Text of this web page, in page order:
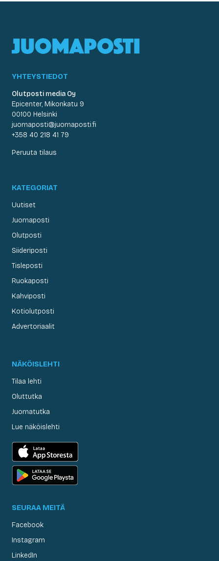
YHTEYSTIEDOT
Olutposti media Oy
Epicenter, Mikonkatu 9
00100 Helsinki
juomaposti@juomaposti.fi
+358 40 218 41 79
Peruuta tilaus
KATEGORIAT
Uutiset
Juomaposti
Olutposti
Siideriposti
Tisleposti
Ruokaposti
Kahviposti
Kotiolutposti
Advertoriaalit
NÄKÖISLEHTI
Tilaa lehti
Oluttutka
Juomatutka
Lue näköislehti
SEURAA MEITÄ
Facebook
Instagram
LinkedIn